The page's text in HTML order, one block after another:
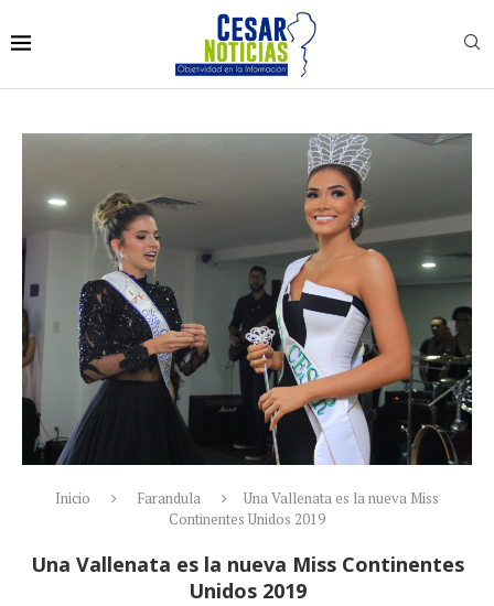
Inicio Farandula
Una Vallenata es la nueva Miss
Continentes Unidos 2019
Una Vallenata es la nueva Miss Continentes
Unidos 2019